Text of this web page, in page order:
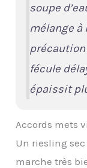
soupe
mélange à
précaution
fécule
épaissit
Accords mets
Un riesling
marche très